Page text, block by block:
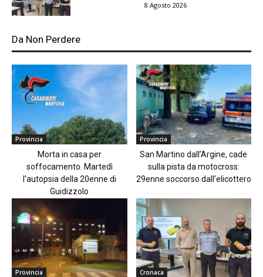
8 Agosto 2026
Da Non Perdere
Provincia
Morta in casa per
soffocamento. Martedì
l’autopsia della 20enne di
Guidizzolo
Provincia
San Martino dall’Argine, cade
sulla pista da motocross:
29enne soccorso dall’elicottero
Provincia Cronaca